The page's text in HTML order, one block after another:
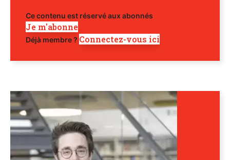
Ce contenu est réservé aux abonnés
Je m'abonne
Déjà membre ? Connectez-vous ici